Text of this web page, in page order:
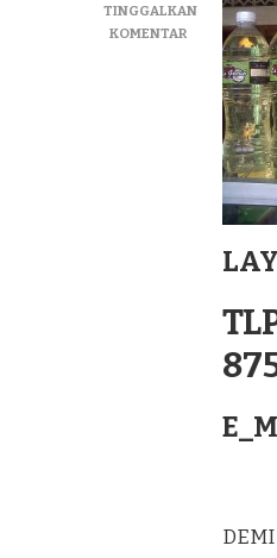
TINGGALKAN
KOMENTARPADA
DISTRIBUTOR
MINYAK
KELAPA
MURNI
LAGUREH
TERBAIK